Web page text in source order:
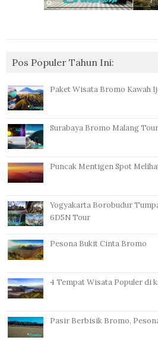
Pos Populer Tahun Ini:
Paket Wisata Bromo Kawah
Surabaya Bromo Malang
Puncak Mentigen Spot
Yogyakarta Borobudur
6D5N Tour
Pesona Bukit Cinta Bromo
4 Tempat Wisata Populer di
Pasir Berbisik Bromo,